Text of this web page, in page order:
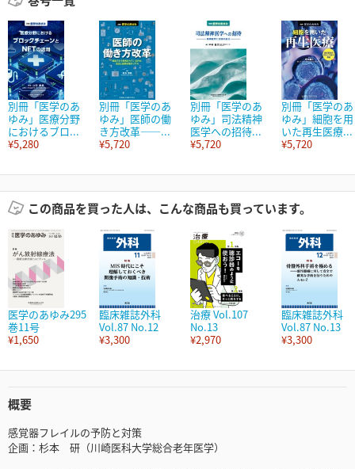
別冊「医学のあ
ゆみ」医療分野
におけるブロ...
¥5,280
別冊「医学のあ
ゆみ」医師の働
き方改革――...
¥5,720
別冊「医学のあ
ゆみ」司法精神
医学への招待...
¥5,720
別冊「医学のあ
ゆみ」細胞を用
いた再生医療...
¥5,720
この商品を買った人は、こんな商品も買っています。
医学のあゆみ295
巻11号
¥1,650
臨床雑誌外科
Vol.87 No.12
¥3,300
治療 Vol.107
No.13
¥2,970
臨床雑誌外科
Vol.87 No.13
¥3,300
概要
感覚器フレイルの予防と対策
企画：杉本 研（川崎医科大学総合老年医学）